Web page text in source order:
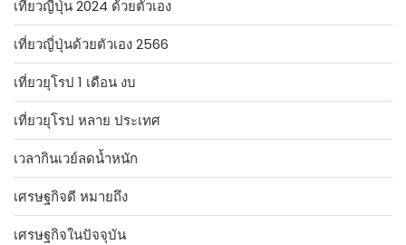
เที่ยวญี่ปุ่น 2024 ด้วยตัวเอง
เที่ยวญี่ปุ่นด้วยตัวเอง 2566
เที่ยวยุโรป 1 เดือน งบ
เที่ยวยุโรป หลาย ประเทศ
เวลากินเวย์ลดน้ำหนัก
เศรษฐกิจดี หมายถึง
เศรษฐกิจในปัจจุบัน